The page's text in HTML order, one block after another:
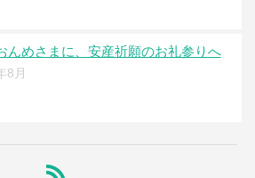
んめさまに、安産祈願のお礼参りへ
8月